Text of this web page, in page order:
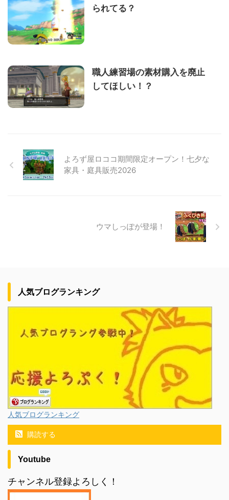
られてる？
職人練習場の素材購入を廃止
してほしい！？
よろず屋ロココ期間限定オープン！七夕な
家具・庭具販売2026
ウマしっぽが登場！
人気ブログランキング
人気ブログランキング
購読する
Youtube
チャンネル登録よろしく！